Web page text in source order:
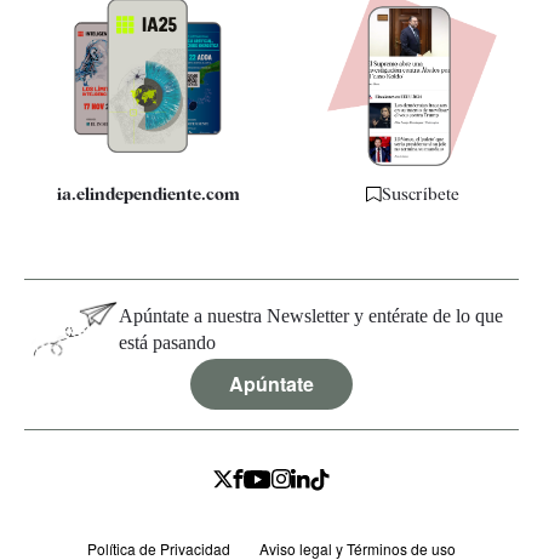
Quiénes somos
Especificaciones
ia.elindependiente.com Suscríbete
Apúntate a nuestra Newsletter y entérate de lo que
está pasando
Apúntate
Política de Privacidad Aviso legal y Términos de uso